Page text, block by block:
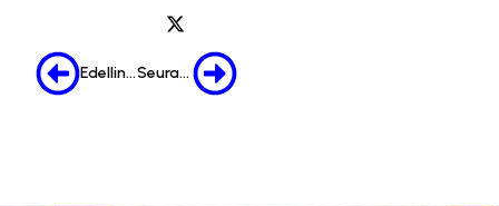
Edellinen Seuraava